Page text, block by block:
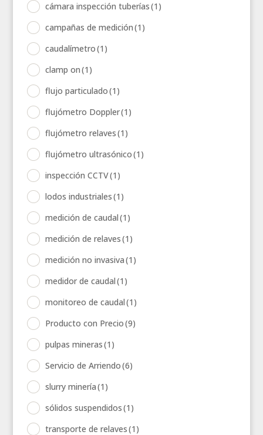
cámara inspección tuberías(1)
campañas de medición(1)
caudalímetro(1)
clamp on(1)
flujo particulado(1)
flujómetro Doppler(1)
flujómetro relaves(1)
flujómetro ultrasónico(1)
inspección CCTV(1)
lodos industriales(1)
medición de caudal(1)
medición de relaves(1)
medición no invasiva(1)
medidor de caudal(1)
monitoreo de caudal(1)
Producto con Precio(9)
pulpas mineras(1)
Servicio de Arriendo(6)
slurry minería(1)
sólidos suspendidos(1)
transporte de relaves(1)